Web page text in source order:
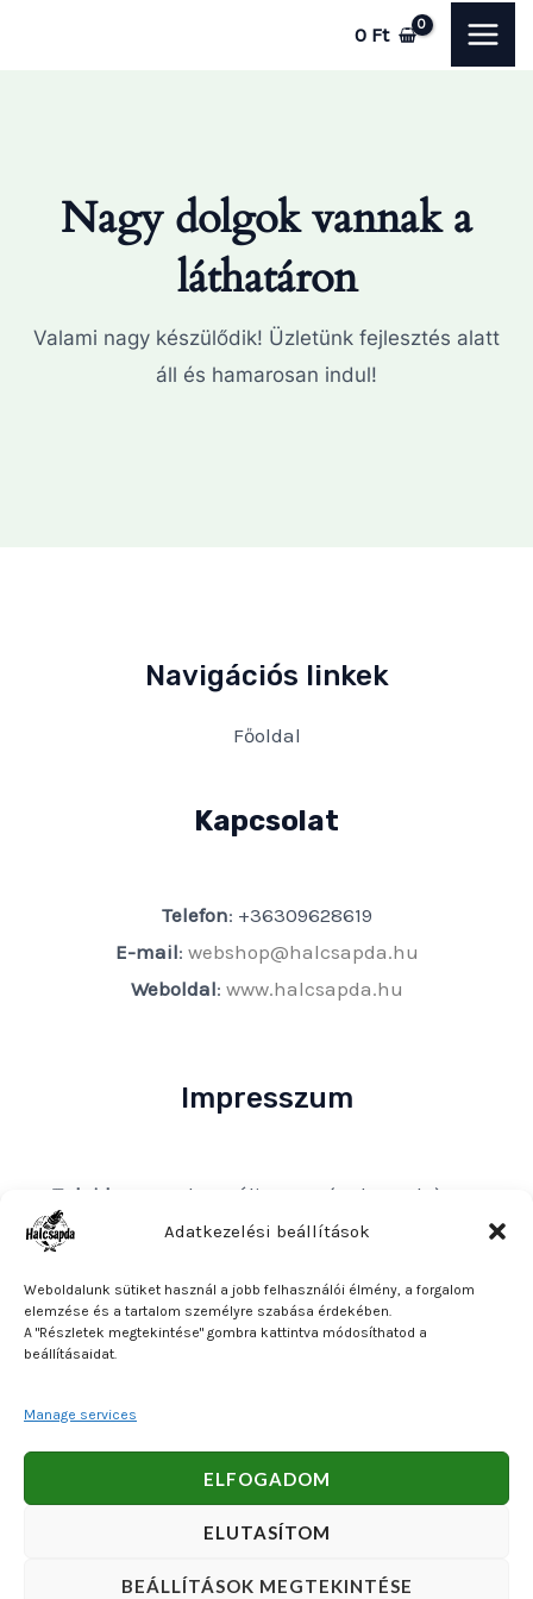
Adatkezelési beállítások
Weboldalunk sütiket használ a jobb felhasználói élmény, a forgalom
elemzése és a tartalom személyre szabása érdekében.
A "Részletek megtekintése" gombra kattintva módosíthatod a
beállításaidat.
Manage services
ELFOGADOM
ELUTASÍTOM
BEÁLLÍTÁSOK MEGTEKINTÉSE
0 Ft
Nagy dolgok vannak a
láthatáron
Valami nagy készülődik! Üzletünk fejlesztés alatt
áll és hamarosan indul!
Navigációs linkek
Főoldal
Kapcsolat
Telefon: +36309628619
E-mail: webshop@halcsapda.hu
Weboldal: www.halcsapda.hu
Impresszum
Tulajdonos
: Bakos Bálint E. V. (Halcsapda)
Székhely és postacím: 2890 Tata, Nyárfa u. 7.
Közösségi adószám: HU90921379
Bankszámlaszám: OTP Bank 11740047-27102600
by Bakos Bálint E. V. (Halcsapda).